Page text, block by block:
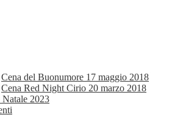
Cena del Buonumore 17 maggio 2018
Cena Red Night Cirio 20 marzo 2018
2023